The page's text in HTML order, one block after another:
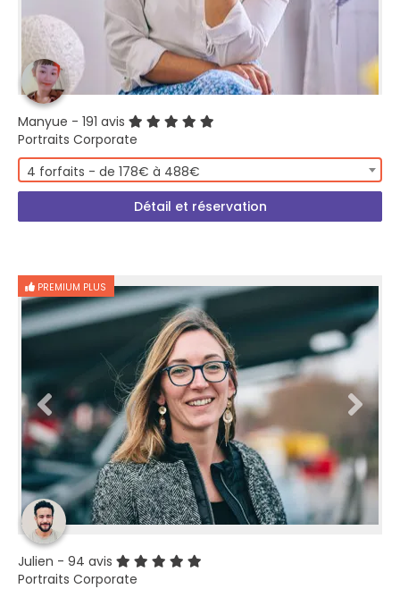
Manyue - 191 avis
Portraits Corporate
4 forfaits - de 178€ à 488€
Détail et réservation
PREMIUM PLUS
Julien - 94 avis
Portraits Corporate